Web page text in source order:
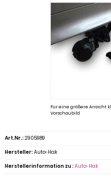
Für eine größere Ansicht
Vorschaubild
Art.Nr.:2905989
Hersteller:Auto-Hak
Herstellerinformation zu :Auto-Hak